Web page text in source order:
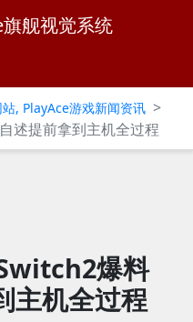
舰视觉系统
, PlayAce游戏新闻资讯 >
述提前拿到主机全过程
爆料
主机全过程